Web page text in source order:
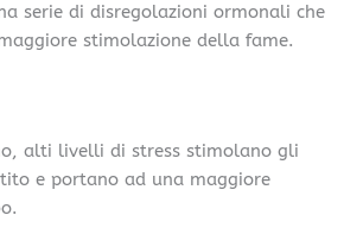
serie di disregolazioni ormonali che
stimolazione della fame.
alti livelli di stress stimolano gli
e portano ad una maggiore